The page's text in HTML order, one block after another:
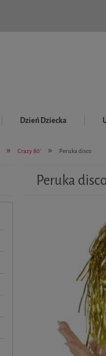
Dzień Dziecka
» Crazy 80' » Peruka disco
Peruka disco